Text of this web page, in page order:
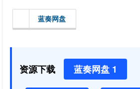
蓝奏网盘
资源下载 蓝奏网盘 1